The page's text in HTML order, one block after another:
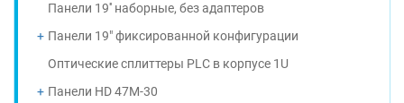
Панели 19'' наборные, без адаптеров
Панели 19" фиксированной конфигурации
Оптические сплиттеры PLC в корпусе 1U
Панели HD 47M-30